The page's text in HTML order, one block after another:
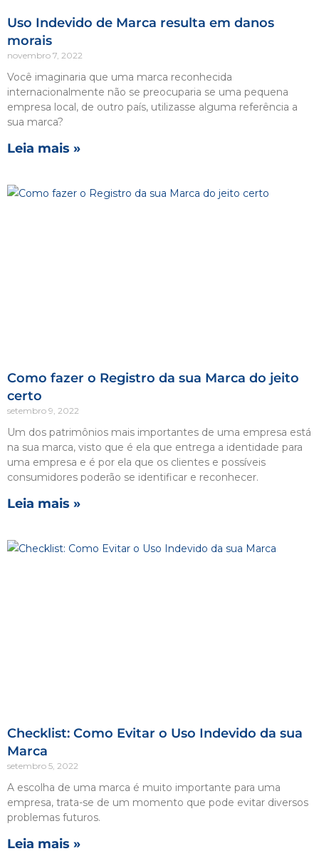
Uso Indevido de Marca resulta em danos
morais
novembro 7, 2022
Você imaginaria que uma marca reconhecida
internacionalmente não se preocuparia se uma pequena
empresa local, de outro país, utilizasse alguma referência a
sua marca?
Leia mais »
Como fazer o Registro da sua Marca do jeito
certo
setembro 9, 2022
Um dos patrimônios mais importantes de uma empresa está
na sua marca, visto que é ela que entrega a identidade para
uma empresa e é por ela que os clientes e possíveis
consumidores poderão se identificar e reconhecer.
Leia mais »
Checklist: Como Evitar o Uso Indevido da sua
Marca
setembro 5, 2022
A escolha de uma marca é muito importante para uma
empresa, trata-se de um momento que pode evitar diversos
problemas futuros.
Leia mais »